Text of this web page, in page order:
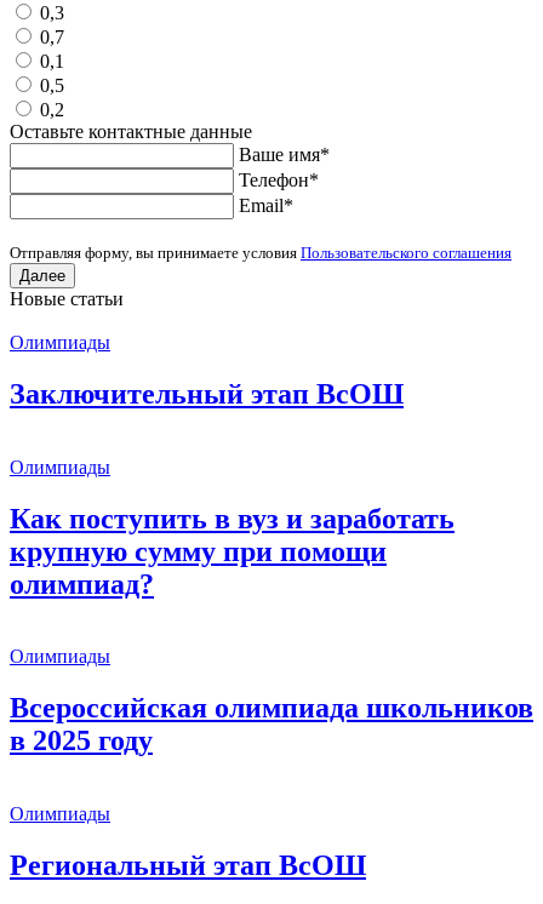
0,3
0,7
0,1
0,5
0,2
Оставьте контактные данные
Ваше имя*
Телефон*
Еmail*
Отправляя форму, вы принимаете условия Пользовательского соглашения
Далее
Новые статьи
Олимпиады
Заключительный этап ВсОШ
Олимпиады
Как поступить в вуз и заработать
крупную сумму при помощи
олимпиад?
Олимпиады
Всероссийская олимпиада школьников
в 2025 году
Олимпиады
Региональный этап ВсОШ